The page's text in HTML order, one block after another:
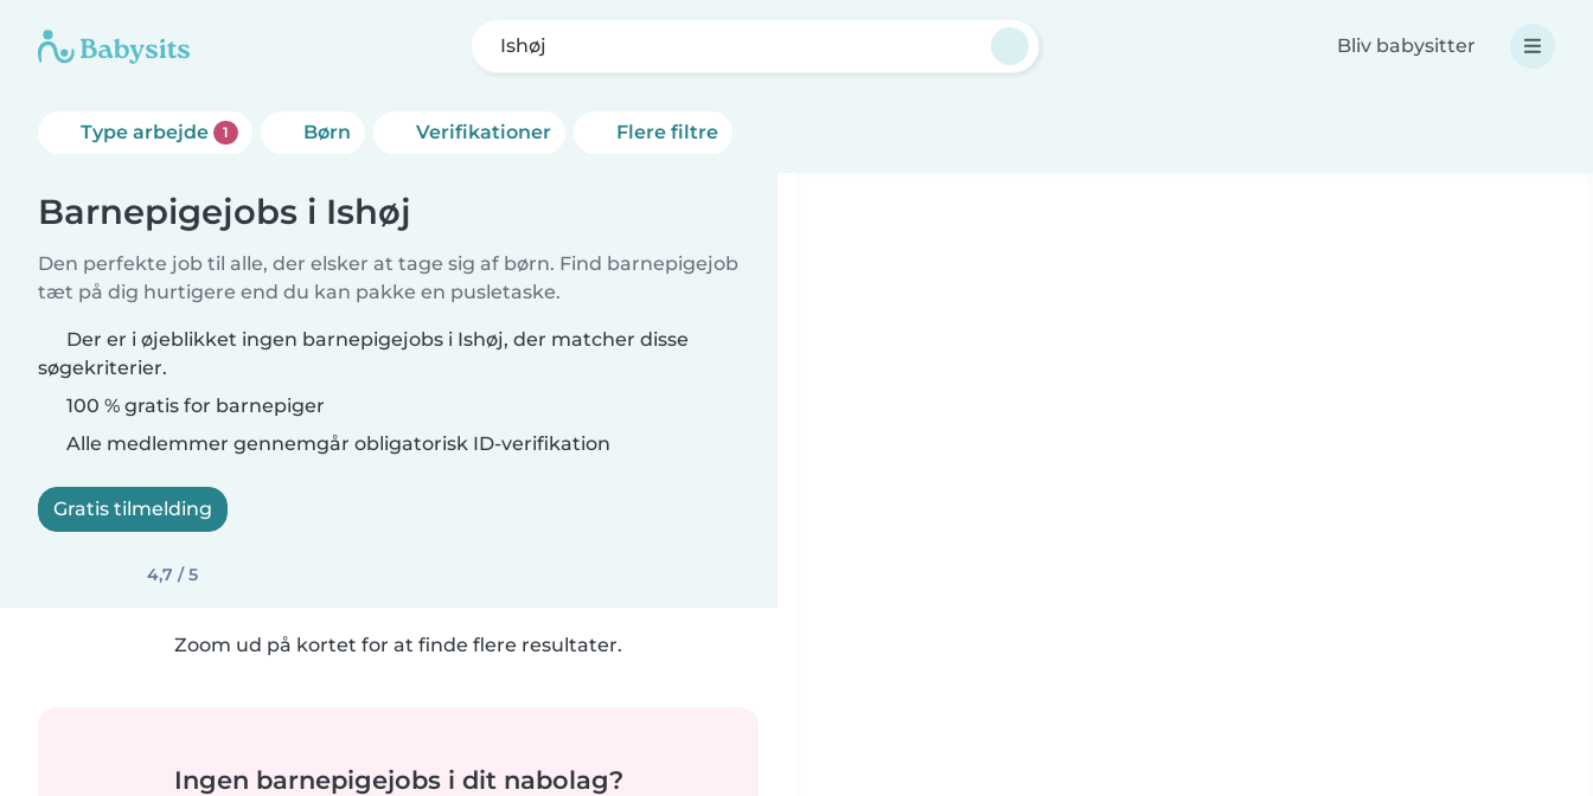
Ishøj Bliv babysitter
Type arbejde 1 Børn Verifikationer Flere filtre
Barnepigejobs i Ishøj
Den perfekte job til alle, der elsker at tage sig af børn. Find barnepigejob
tæt på dig hurtigere end du kan pakke en pusletaske.
Der er i øjeblikket ingen barnepigejobs i Ishøj, der matcher disse
søgekriterier.
100 % gratis for barnepiger
Alle medlemmer gennemgår obligatorisk ID-verifikation
Gratis tilmelding
4,7 / 5
Zoom ud på kortet for at finde flere resultater.
Ingen barnepigejobs i dit nabolag?